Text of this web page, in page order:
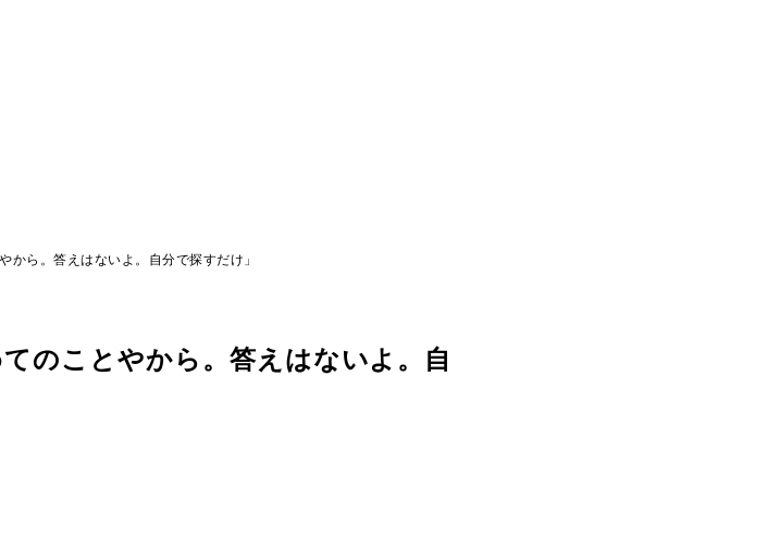
から。答えはないよ。自分で探すだけ」
のことやから。答えはないよ。自